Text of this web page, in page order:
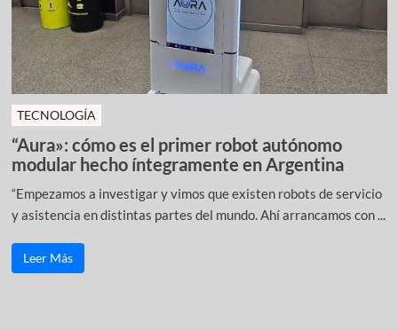
TECNOLOGÍA
“Aura»: cómo es el primer robot autónomo
modular hecho íntegramente en Argentina
“Empezamos a investigar y vimos que existen robots de servicio
y asistencia en distintas partes del mundo. Ahí arrancamos con ...
Leer Más